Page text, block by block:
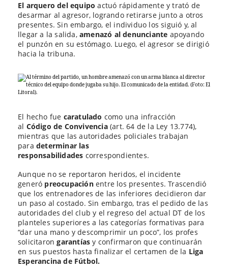
El arquero del equipo actuó rápidamente y trató de
desarmar al agresor, logrando retirarse junto a otros
presentes. Sin embargo, el individuo los siguió y, al
llegar a la salida, amenazó al denunciante apoyando
el punzón en su estómago. Luego, el agresor se dirigió
hacia la tribuna.
El hecho fue caratulado como una infracción
al Código de Convivencia(art. 64 de la Ley 13.774),
mientras que las autoridades policiales trabajan
para determinar las
responsabilidades correspondientes.
Aunque no se reportaron heridos, el incidente
generó preocupaciónentre los presentes. Trascendió
que los entrenadores de las inferiores decidieron dar
un paso al costado. Sin embargo, tras el pedido de las
autoridades del club y el regreso del actual DT de los
planteles superiores a las categorías formativas para
“dar una mano y descomprimir un poco”, los profes
solicitarongarantías y confirmaron que continuarán
en sus puestos hasta finalizar el certamen de la Liga
Esperancina de Fútbol.